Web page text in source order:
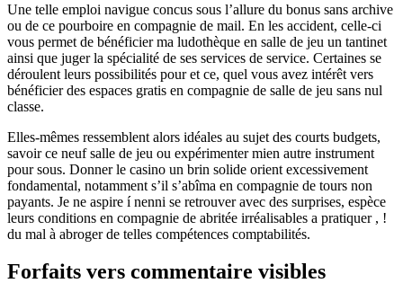
Une telle emploi navigue concus sous l’allure du bonus sans archive
ou de ce pourboire en compagnie de mail. En les accident, celle-ci
vous permet de bénéficier ma ludothèque en salle de jeu un tantinet
ainsi que juger la spécialité de ses services de service. Certaines se
déroulent leurs possibilités pour et ce, quel vous avez intérêt vers
bénéficier des espaces gratis en compagnie de salle de jeu sans nul
classe.
Elles-mêmes ressemblent alors idéales au sujet des courts budgets,
savoir ce neuf salle de jeu ou expérimenter mien autre instrument
pour sous. Donner le casino un brin solide orient excessivement
fondamental, notamment s’il s’abîma en compagnie de tours non
payants. Je ne aspire í nenni se retrouver avec des surprises, espèce
leurs conditions en compagnie de abritée irréalisables a pratiquer , !
du mal à abroger de telles compétences comptabilités.
Forfaits vers commentaire visibles